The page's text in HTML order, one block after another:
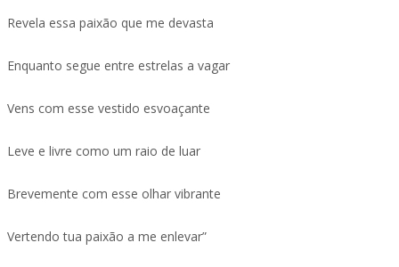
Revela essa paixão que me devasta
Enquanto segue entre estrelas a vagar
Vens com esse vestido esvoaçante
Leve e livre como um raio de luar
Brevemente com esse olhar vibrante
Vertendo tua paixão a me enlevar”